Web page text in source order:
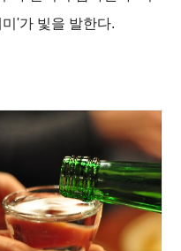
'가 빛을 발한다.